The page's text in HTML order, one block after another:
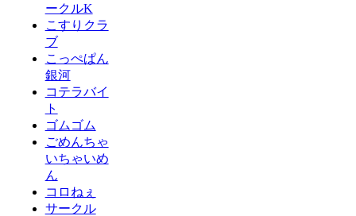
ークルK
こすりクラ
ブ
こっぺぱん
銀河
コテラバイ
ト
ゴムゴム
ごめんちゃ
いちゃいめ
ん
コロねぇ
サークル